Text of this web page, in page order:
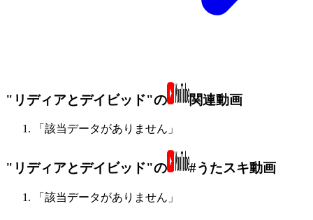
"リディアとデイビッド"の 関連動画
「該当データがありません」
"リディアとデイビッド"の #うたスキ動画
「該当データがありません」